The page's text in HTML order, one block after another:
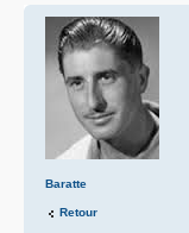
Baratte
Retour